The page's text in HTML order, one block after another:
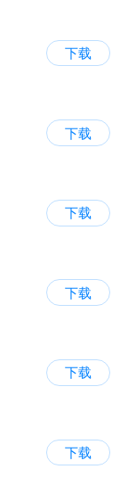
下载
下载
下载
下载
下载
下载